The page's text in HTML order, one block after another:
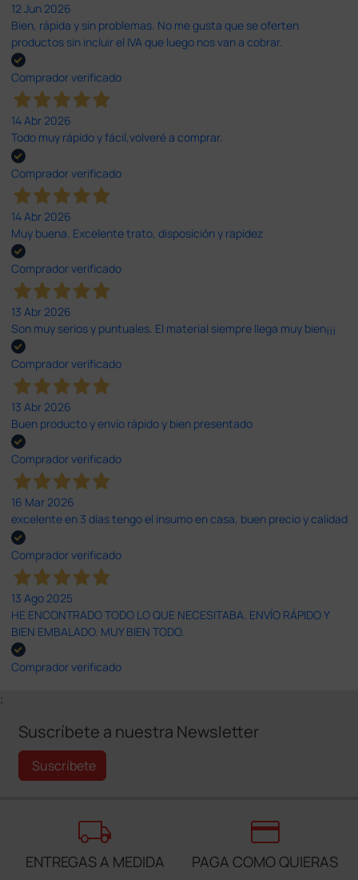
12 Jun 2026
Bien, rápida y sin problemas. No me gusta que se oferten
productos sin incluir el IVA que luego nos van a cobrar.
Comprador verificado
14 Abr 2026
Todo muy rápido y fácil,volveré a comprar.
Comprador verificado
14 Abr 2026
Muy buena. Excelente trato, disposición y rapidez
Comprador verificado
13 Abr 2026
Son muy serios y puntuales. El material siempre llega muy bien¡¡¡
Comprador verificado
13 Abr 2026
Buen producto y envío rápido y bien presentado
Comprador verificado
16 Mar 2026
excelente en 3 días tengo el insumo en casa, buen precio y calidad
Comprador verificado
13 Ago 2025
HE ENCONTRADO TODO LO QUE NECESITABA. ENVÍO RÁPIDO Y
BIEN EMBALADO. MUY BIEN TODO.
Comprador verificado
;
Suscríbete a nuestra Newsletter
Suscríbete
local_shipping
ENTREGAS A MEDIDA
credit_card
PAGA COMO QUIERAS